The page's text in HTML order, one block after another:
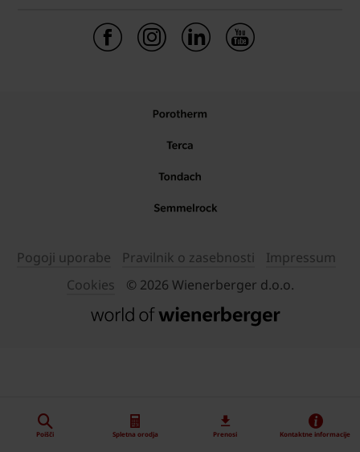
Poišči Spletna orodja Prenosi Kontaktne informacije
Pogoji uporabe Pravilnik o zasebnosti
Impressum
Cookies
© 2026 Wienerberger d.o.o.